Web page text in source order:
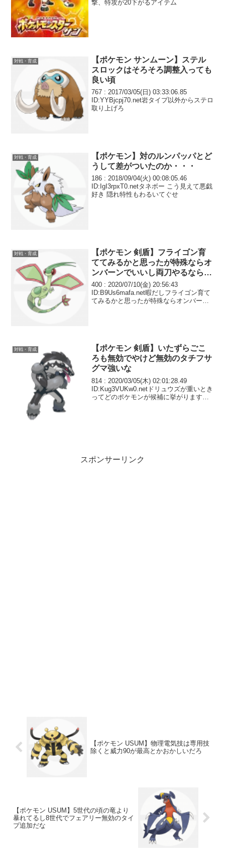
撃、特攻が20下がるアイテム
対戦・育成
【ポケモン サンムーン】ステル
スロックはそろそろ調整入っても
良い頃
767 : 2017/03/05(日) 03:33:06.85
ID:YYBjcpj70.net岩タイプ以外からステロ
取り上げろ
対戦・育成
【ポケモン】対のルンパッパとど
うして差がついたのか・・・
186 : 2018/09/04(火) 00:08:05.46
ID:IgI3rpxT0.netタネボー こう見えて悪戯
好き 隠れ特性もわるいてぐせ
対戦・育成
【ポケモン 剣盾】フライゴン育
ててみるかと思ったが特殊ならオ
ンバーンでいいし両刀やるならド
ラパでいいし…
400 : 2020/07/10(金) 20:56:43
ID:B9Us6mafa.net暇だしフライゴン育て
てみるかと思ったが特殊ならオンバーン
対戦・育成
【ポケモン 剣盾】いたずらごこ
ろも無効でやけど無効のタチフサ
グマ強いな
814 : 2020/03/05(木) 02:01:28.49
ID:Kug3VUKw0.netドリュウズが重いとき
ってどのポケモンが候補に挙がります
スポンサーリンク
【ポケモン USUM】物理電気技は専用技
除くと威力90が最高とかおかしいだろ
【ポケモン USUM】5世代の頃の竜より
暴れてるし8世代でフェアリー無効のタイ
プ追加だな